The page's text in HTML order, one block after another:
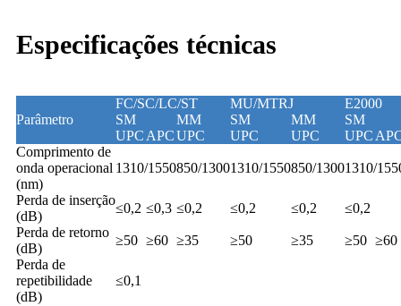
Especificações técnicas
Parâmetro
FC/SC/LC/ST MU/MTRJ
E2000
SM
MM SM MM
SM
UPC APCUPC UPC UPC UPC
Comprimento de
onda operacional
(nm)
1310/1550850/13001310/1550850/13001310/
Perda de inserção
(dB)
≤0,2 ≤0,3 ≤0,2 ≤0,2 ≤0,2
≤0,2
Perda de retorno
(dB)
≥50 ≥60 ≥35 ≥50 ≥35 ≥50 ≥60
Perda de
repetibilidade
(dB)
≤0,1